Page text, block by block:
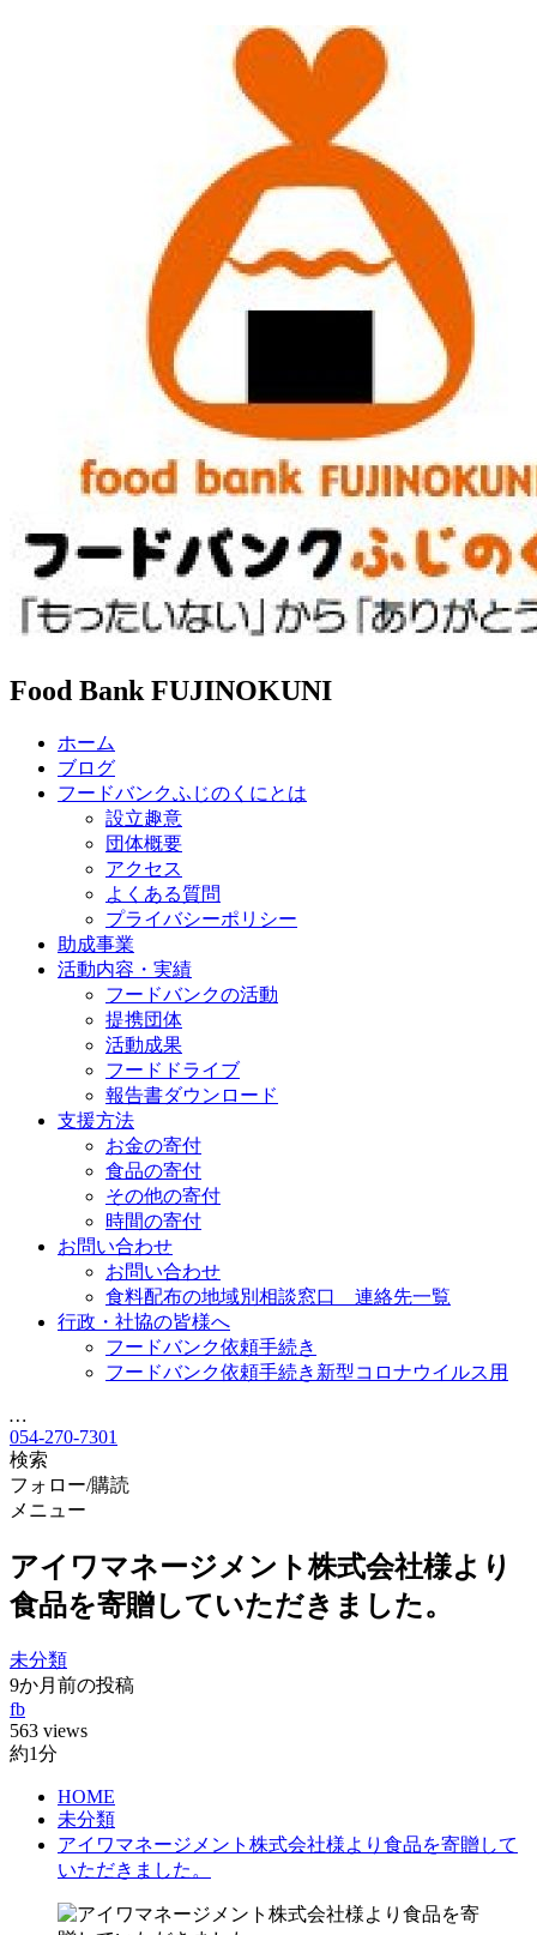
Food Bank FUJINOKUNI
ホーム
ブログ
フードバンクふじのくにとは
設立趣意
団体概要
アクセス
よくある質問
プライバシーポリシー
助成事業
活動内容・実績
フードバンクの活動
提携団体
活動成果
フードドライブ
報告書ダウンロード
支援方法
お金の寄付
食品の寄付
その他の寄付
時間の寄付
お問い合わせ
お問い合わせ
食料配布の地域別相談窓口 連絡先一覧
行政・社協の皆様へ
フードバンク依頼手続き
フードバンク依頼手続き新型コロナウイルス用
…
054-270-7301
検索
フォロー/購読
メニュー
アイワマネージメント株式会社様より
食品を寄贈していただきました。
未分類
9か月前の投稿
fb
563 views
約1分
HOME
未分類
アイワマネージメント株式会社様より食品を寄贈して
いただきました。